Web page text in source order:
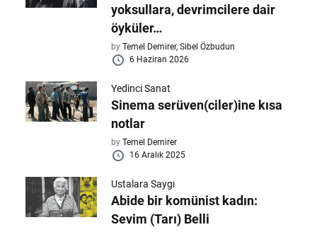
yoksullara, devrimcilere dair
öyküler…
byTemel Demirer,Sibel Özbudun
6 Haziran 2026
Yedinci Sanat
Sinema serüven(ciler)ine kısa
notlar
byTemel Demirer
16 Aralık 2025
Ustalara Saygı
Abide bir komünist kadın:
Sevim (Tarı) Belli